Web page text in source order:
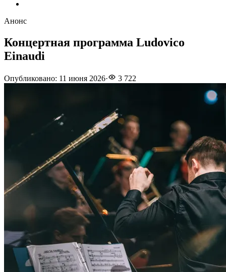
Анонс
Концертная программа Ludovico
Einaudi
Опубликовано: 11 июня 2026· 3 722